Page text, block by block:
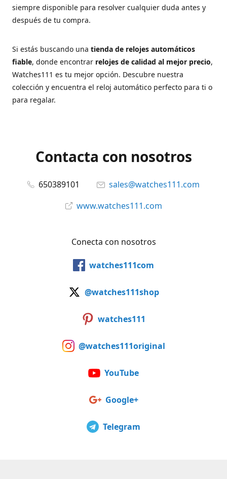
siempre disponible para resolver cualquier duda antes y
después de tu compra.
Si estás buscando una tienda de relojes automáticos
fiable, donde encontrar relojes de calidad al mejor precio,
Watches111 es tu mejor opción. Descubre nuestra
colección y encuentra el reloj automático perfecto para ti o
para regalar.
Contacta con nosotros
650389101
sales@watches111.com
www.watches111.com
Conecta con nosotros
watches111com
@watches111shop
watches111
@watches111original
YouTube
Google+
Telegram